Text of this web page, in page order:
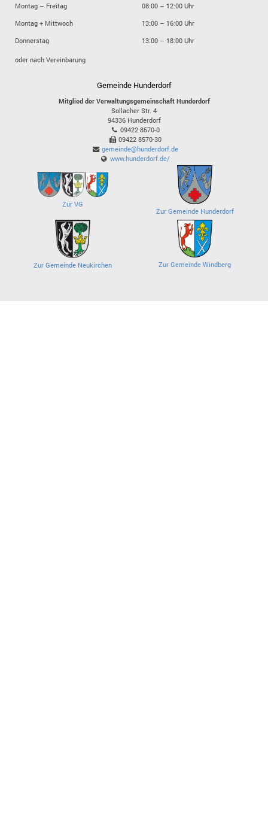
Montag – Freitag
08:00 – 12:00 Uhr
Montag + Mittwoch
13:00 – 16:00 Uhr
Donnerstag
13:00 – 18:00 Uhr
oder nach Vereinbarung
Gemeinde Hunderdorf
Mitglied der Verwaltungsgemeinschaft Hunderdorf
Sollacher Str. 4
94336 Hunderdorf
09422 8570-0
09422 8570-30
gemeinde@hunderdorf.de
www.hunderdorf.de/
Zur VG
Zur Gemeinde Hunderdorf
Zur Gemeinde Neukirchen Zur Gemeinde Windberg